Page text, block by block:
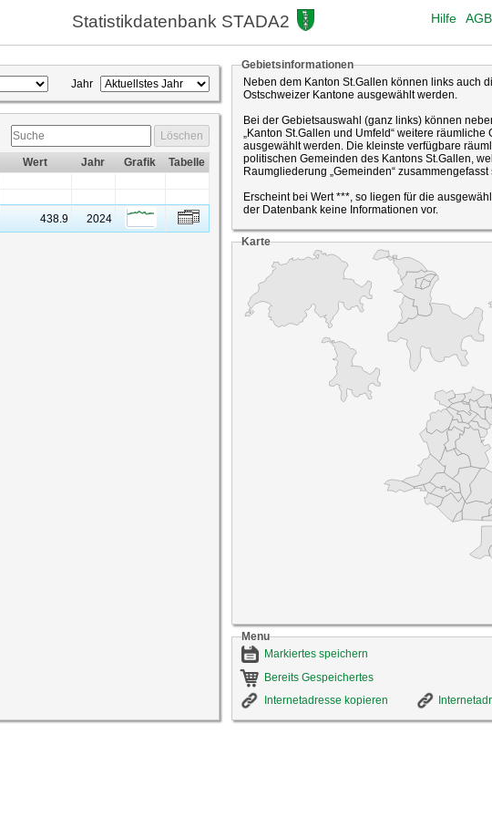
Statistikdatenbank STADA2 AGB
Hilfe
Jahr
Löschen
Wert Jahr Grafik
Tabelle
438.9 2024
Gebietsinformationen
Neben dem Kanton St.Gallen können links auch
Ostschweizer Kantone ausgewählt werden.
Bei der Gebietsauswahl (ganz links) können
„Kanton St.Gallen und Umfeld“ weitere räumliche
ausgewählt werden. Die kleinste verfügbare
politischen Gemeinden des Kantons St.Gallen,
Raumgliederung „Gemeinden“ zusammengefasst
Erscheint bei Wert ***, so liegen für die
der Datenbank keine Informationen vor.
Karte
Menu
Markiertes speichern
Bereits Gespeichertes
Internetadresse kopieren